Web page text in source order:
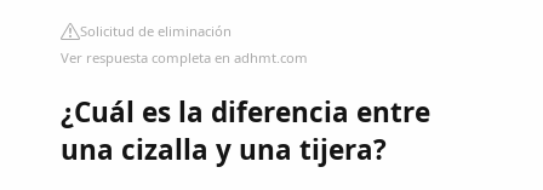
Solicitud de eliminación
Ver respuesta completa en adhmt.com
¿Cuál es la diferencia entre
una cizalla y una tijera?